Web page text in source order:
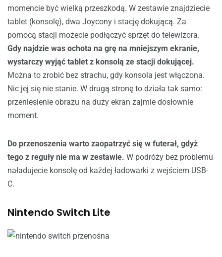
momencie być wielką przeszkodą. W zestawie znajdziecie
tablet (konsolę), dwa Joycony i stację dokującą. Za
pomocą stacji możecie podłączyć sprzęt do telewizora.
Gdy najdzie was ochota na grę na mniejszym ekranie,
wystarczy wyjąć tablet z konsolą ze stacji dokującej.
Można to zrobić bez strachu, gdy konsola jest włączona.
Nic jej się nie stanie. W drugą stronę to działa tak samo:
przeniesienie obrazu na duży ekran zajmie dosłownie
moment.
Do przenoszenia warto zaopatrzyć się w futerał, gdyż
tego z reguły nie ma w zestawie. W podróży bez problemu
naładujecie konsolę od każdej ładowarki z wejściem USB-
C.
Nintendo Switch Lite